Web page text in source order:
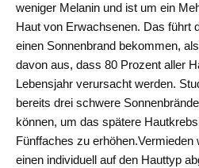
weniger Melanin und ist um ein
Haut von Erwachsenen. Das führt
einen Sonnenbrand bekommen,
davon aus, dass 80 Prozent aller
Lebensjahr verursacht werden.
bereits drei schwere
können, um das spätere
Fünffaches zu
einen individuell auf den Hauttyp